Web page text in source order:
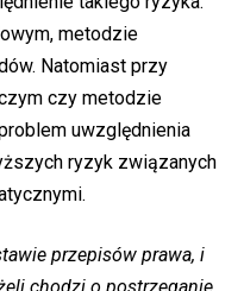
metodzie
Natomiast przy
czy metodzie
uwzględnienia
ryzyk związanych
przepisów prawa, i